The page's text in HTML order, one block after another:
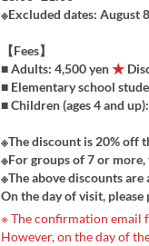
※Excluded dates: August
【Fees】
■ Adults: 4,500 yen★
■ Elementary school
■ Children (ages 4 and
※The discount is 20% off
※For groups of 7 or
※The above discounts
On the day of visit,
※ The confirmation email
However, on the day of